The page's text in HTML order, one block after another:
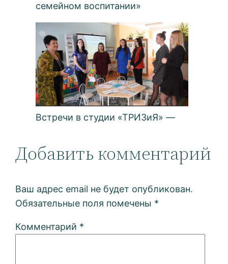
семейном воспитании»
Встречи в студии «ТРИЗиЯ» —
Добавить комментарий
Ваш адрес email не будет опубликован.
Обязательные поля помечены *
Комментарий *